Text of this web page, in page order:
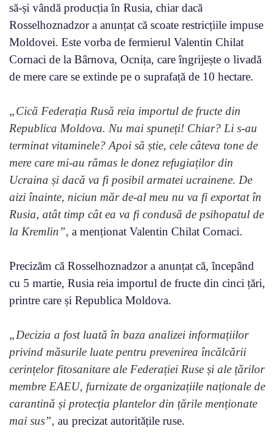
să-și vândă producția în Rusia, chiar dacă
Rosselhoznadzor a anunțat că scoate restricțiile impuse
Moldovei. Este vorba de fermierul Valentin Chilat
Cornaci de la Bârnova, Ocnița, care îngrijește o livadă
de mere care se extinde pe o suprafață de 10 hectare.
„Cică Federația Rusă reia importul de fructe din
Republica Moldova. Nu mai spuneți! Chiar? Li s-au
terminat vitaminele? Apoi să știe, cele câteva tone de
mere care mi-au rămas le donez refugiaților din
Ucraina și dacă va fi posibil armatei ucrainene. De
aizi înainte, niciun măr de-al meu nu va fi exportat în
Rusia, atât timp cât ea va fi condusă de psihopatul de
la Kremlin”, a menționat Valentin Chilat Cornaci.
Precizăm că Rosselhoznadzor a anunțat că, începând
cu 5 martie, Rusia reia importul de fructe din cinci țări,
printre care și Republica Moldova.
„Decizia a fost luată în baza analizei informațiilor
privind măsurile luate pentru prevenirea încălcării
cerințelor fitosanitare ale Federației Ruse și ale țărilor
membre EAEU, furnizate de organizațiile naționale de
carantină și protecția plantelor din țările menționate
mai sus”, au precizat autoritățile ruse.